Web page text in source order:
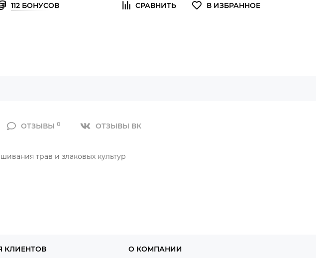
112 БОНУСОВ
ОТЗЫВЫ0 ОТЗЫВЫ ВК
трав и злаковых культур
КЛИЕНТОВ
О КОМПАНИИ